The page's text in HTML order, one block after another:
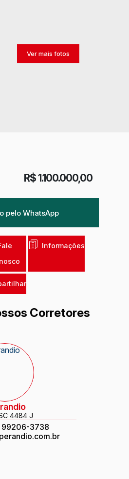
R$1.100.000,00
pelo WhatsApp
Informações
Corretores
4484 J
99206-3738